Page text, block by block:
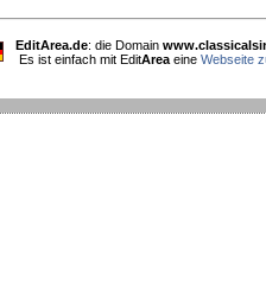
EditArea.de: die Domain
Es ist einfach mit EditArea eine Webseite